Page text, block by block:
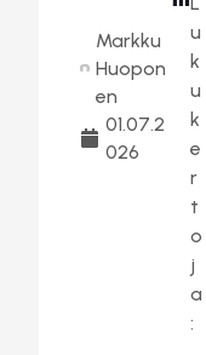
Markku
Huopon
en
01.07.2
026
u
k
u
k
e
r
t
o
j
a
: